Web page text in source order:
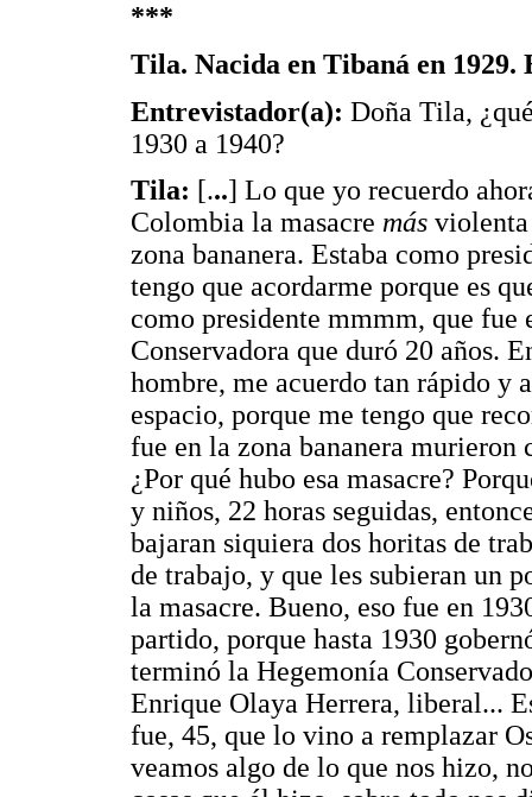
***
Tila. Nacida en Tibaná en 1929.
Entrevistador(a): Doña Tila,
1930 a 1940?
Tila: [...] Lo que yo recuerdo
Colombia la masacre más
zona bananera. Estaba como
tengo que acordarme porque es
como presidente mmmm, que
Conservadora que duró 20 años.
hombre, me acuerdo tan rápido y
espacio, porque me tengo que
fue en la zona bananera murieron
¿Por qué hubo esa masacre?
y niños, 22 horas seguidas,
bajaran siquiera dos horitas de
de trabajo, y que les subieran un
la masacre. Bueno, eso fue en
partido, porque hasta 1930
terminó la Hegemonía
Enrique Olaya Herrera, liberal...
fue, 45, que lo vino a remplazar
veamos algo de lo que nos hizo,